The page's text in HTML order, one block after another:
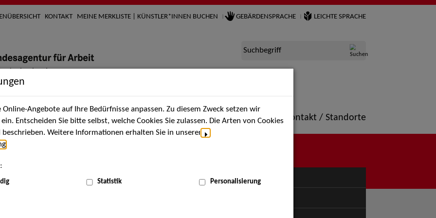
KONTAKT MEINE MERKLISTE | KÜNSTLER*INNEN BUCHEN GEBÄRDENSPRACHE LEICHTE SPRACHE
Suchbegriff
Künstler*innen Über uns Aktuelles Termine Portfolio Kontakt / Standorte
MENÜ
Angebote auf Ihre Bedürfnisse anpassen. Zu diesem Zweck setzen wir
Entscheiden Sie bitte selbst, welche Cookies Sie zulassen. Die Arten von Cookies
Weitere Informationen erhalten Sie in unserer
Statistik Personalisierung